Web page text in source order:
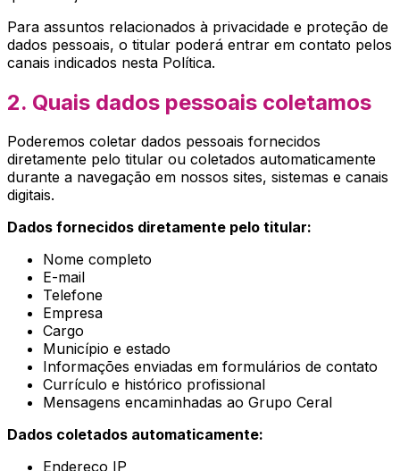
Para assuntos relacionados à privacidade e proteção de
dados pessoais, o titular poderá entrar em contato pelos
canais indicados nesta Política.
2. Quais dados pessoais coletamos
Poderemos coletar dados pessoais fornecidos
diretamente pelo titular ou coletados automaticamente
durante a navegação em nossos sites, sistemas e canais
digitais.
Dados fornecidos diretamente pelo titular:
Nome completo
E-mail
Telefone
Empresa
Cargo
Município e estado
Informações enviadas em formulários de contato
Currículo e histórico profissional
Mensagens encaminhadas ao Grupo Ceral
Dados coletados automaticamente:
Endereço IP